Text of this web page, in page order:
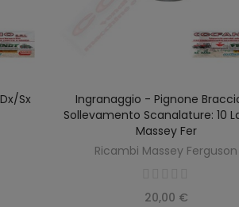
sx
AGGIUNGI AL CARRELLO
Ingranaggio - Pignone
Sollevamento Scanalature: 10
Massey Fer
Ricambi Massey Ferguson
20,00 €